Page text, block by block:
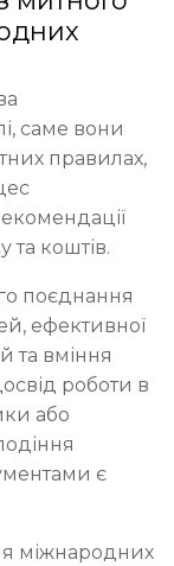
саме вони
правилах,
та коштів.
поєднання
ефективної
та вміння
роботи в
або
є
міжнародних